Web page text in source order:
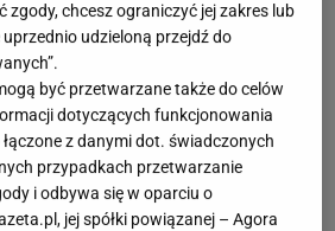
zgody, chcesz ograniczyć jej zakres lub
udzieloną przejdź do
być przetwarzane także do celów
dotyczących funkcjonowania
z danymi dot. świadczonych
przypadkach przetwarzanie
i odbywa się w oparciu o
jej spółki powiązanej – Agora